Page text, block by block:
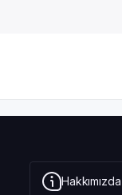
Hakkımızda